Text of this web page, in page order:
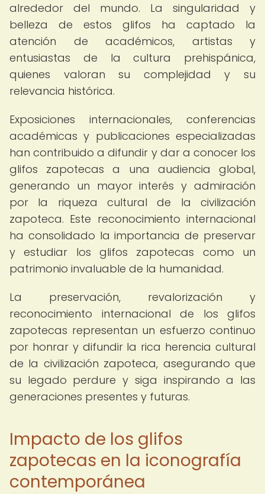
alrededor del mundo. La singularidad y
belleza de estos glifos ha captado la
atención de académicos, artistas y
entusiastas de la cultura prehispánica,
quienes valoran su complejidad y su
relevancia histórica.
Exposiciones internacionales, conferencias
académicas y publicaciones especializadas
han contribuido a difundir y dar a conocer los
glifos zapotecas a una audiencia global,
generando un mayor interés y admiración
por la riqueza cultural de la civilización
zapoteca. Este reconocimiento internacional
ha consolidado la importancia de preservar
y estudiar los glifos zapotecas como un
patrimonio invaluable de la humanidad.
La preservación, revalorización y
reconocimiento internacional de los glifos
zapotecas representan un esfuerzo continuo
por honrar y difundir la rica herencia cultural
de la civilización zapoteca, asegurando que
su legado perdure y siga inspirando a las
generaciones presentes y futuras.
Impacto de los glifos
zapotecas en la iconografía
contemporánea